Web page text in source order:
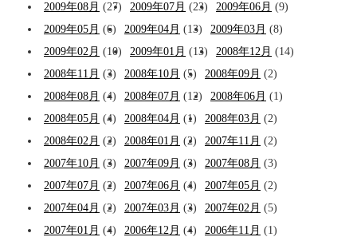
2009年08月 (27) 2009年07月 (23) 2009年06月 (9)
2009年05月 (6) 2009年04月 (13) 2009年03月 (8)
2009年02月 (10) 2009年01月 (13) 2008年12月 (14)
2008年11月 (3) 2008年10月 (5) 2008年09月 (2)
2008年08月 (4) 2008年07月 (12) 2008年06月 (1)
2008年05月 (4) 2008年04月 (1) 2008年03月 (2)
2008年02月 (2) 2008年01月 (2) 2007年11月 (2)
2007年10月 (3) 2007年09月 (3) 2007年08月 (3)
2007年07月 (2) 2007年06月 (4) 2007年05月 (2)
2007年04月 (2) 2007年03月 (3) 2007年02月 (5)
2007年01月 (4) 2006年12月 (4) 2006年11月 (1)